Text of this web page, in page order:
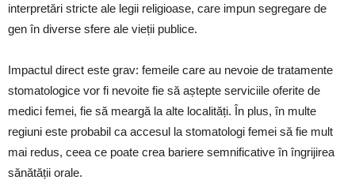
interpretări stricte ale legii religioase, care impun segregare de
gen în diverse sfere ale vieții publice.
Impactul direct este grav: femeile care au nevoie de tratamente
stomatologice vor fi nevoite fie să aștepte serviciile oferite de
medici femei, fie să meargă la alte localități. În plus, în multe
regiuni este probabil ca accesul la stomatologi femei să fie mult
mai redus, ceea ce poate crea bariere semnificative în îngrijirea
sănătății orale.